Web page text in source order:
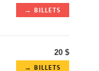
→ BILLETS
20 $
→ BILLETS